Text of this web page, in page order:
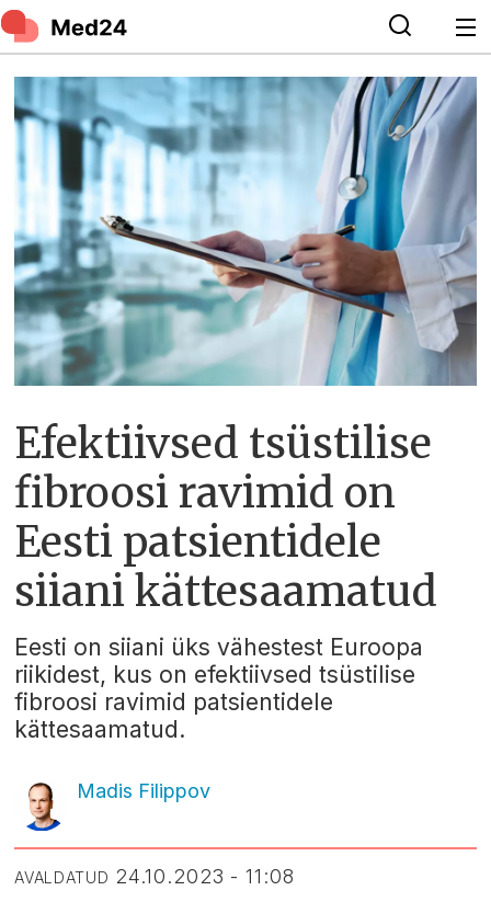
Efektiivsed tsüstilise
fibroosi ravimid on
Eesti patsientidele
siiani kättesaamatud
Eesti on siiani üks vähestest Euroopa
riikidest, kus on efektiivsed tsüstilise
fibroosi ravimid patsientidele
kättesaamatud.
Madis Filippov
AVALDATUD 24.10.2023 - 11:08